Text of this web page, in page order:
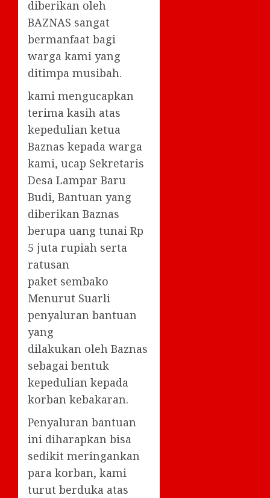
diberikan oleh
BAZNAS sangat
bermanfaat bagi
warga kami yang
ditimpa musibah.
kami mengucapkan
terima kasih atas
kepedulian ketua
Baznas kepada warga
kami, ucap Sekretaris
Desa Lampar Baru
Budi, Bantuan yang
diberikan Baznas
berupa uang tunai Rp
5 juta rupiah serta
ratusan
paket sembako
Menurut Suarli
penyaluran bantuan
yang
dilakukan oleh Baznas
sebagai bentuk
kepedulian kepada
korban kebakaran.
Penyaluran bantuan
ini diharapkan bisa
sedikit meringankan
para korban, kami
turut berduka atas